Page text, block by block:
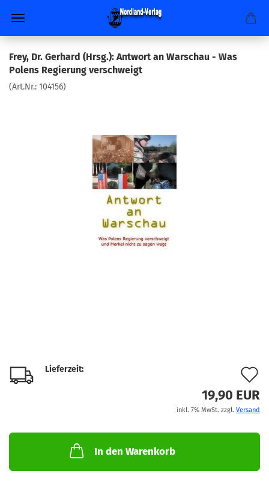
Frey, Dr. Gerhard (Hrsg.): Antwort an Warschau - Was
Polens Regierung verschweigt
(Art.Nr.: 104156)
Lieferzeit:
19,90 EUR
inkl. 7% MwSt. zzgl. Versand
In den Warenkorb